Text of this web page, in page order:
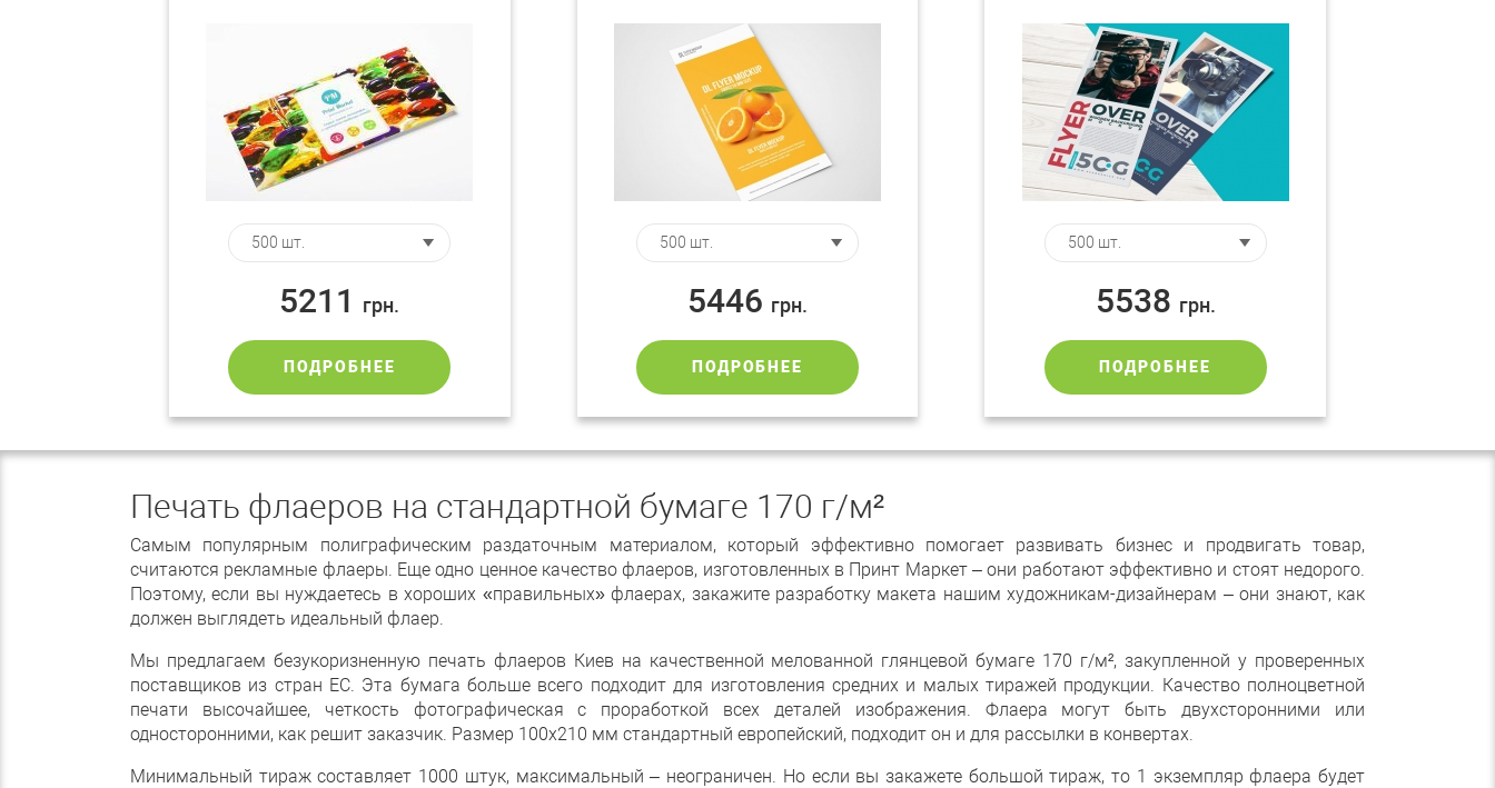
5211 грн.
ПОДРОБНЕЕ
5446 грн.
ПОДРОБНЕЕ
5538 грн.
ПОДРОБНЕЕ
Печать флаеров на стандартной бумаге 170 г/м²
Самым популярным полиграфическим раздаточным материалом, который эффективно помогает развивать бизнес и продвигать товар,
считаются рекламные флаеры. Еще одно ценное качество флаеров, изготовленных в Принт Маркет – они работают эффективно и стоят недорого.
Поэтому, если вы нуждаетесь в хороших «правильных» флаерах, закажите разработку макета нашим художникам-дизайнерам – они знают, как
должен выглядеть идеальный флаер.
Мы предлагаем безукоризненную печать флаеров Киев на качественной мелованной глянцевой бумаге 170 г/м², закупленной у проверенных
поставщиков из стран ЕС. Эта бумага больше всего подходит для изготовления средних и малых тиражей продукции. Качество полноцветной
печати высочайшее, четкость фотографическая с проработкой всех деталей изображения. Флаера могут быть двухсторонними или
односторонними, как решит заказчик. Размер 100х210 мм стандартный европейский, подходит он и для рассылки в конвертах.
Минимальный тираж составляет 1000 штук, максимальный – неограничен. Но если вы закажете большой тираж, то 1 экземпляр флаера будет